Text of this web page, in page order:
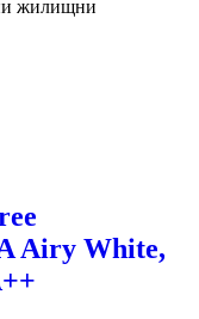
жилищни
Airy White,